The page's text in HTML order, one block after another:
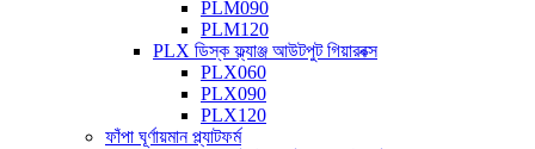
PLM090
PLM120
PLX ডিস্ক ফ্ল্যাঞ্জ আউটপুট গিয়ারবক্স
PLX060
PLX090
PLX120
ফাঁপা ঘূর্ণায়মান প্ল্যাটফর্ম